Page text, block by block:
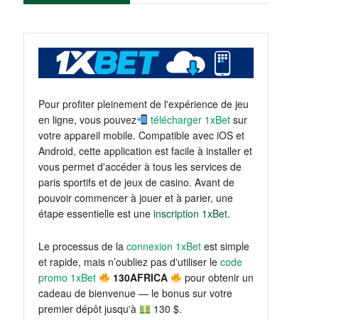
Pour profiter pleinement de l'expérience de jeu
en ligne, vous pouvez
télécharger 1xBet sur
votre appareil mobile. Compatible avec iOS et
Android, cette application est facile à installer et
vous permet d'accéder à tous les services de
paris sportifs et de jeux de casino. Avant de
pouvoir commencer à jouer et à parier, une
étape essentielle est une inscription 1xBet.
Le processus de la connexion 1xBet est simple
et rapide, mais n’oubliez pas d'utiliser le code
promo 1xBet
130AFRICA
pour obtenir un
cadeau de bienvenue — le bonus sur votre
premier dépôt jusqu'à
130 $.